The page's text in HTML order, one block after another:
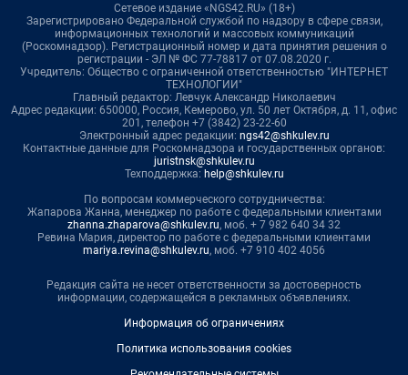
Сетевое издание «NGS42.RU» (18+)
Зарегистрировано Федеральной службой по надзору в сфере связи,
информационных технологий и массовых коммуникаций
(Роскомнадзор). Регистрационный номер и дата принятия решения о
регистрации - ЭЛ № ФС 77-78817 от 07.08.2020 г.
Учредитель: Общество с ограниченной ответственностью "ИНТЕРНЕТ
ТЕХНОЛОГИИ"
Главный редактор: Левчук Александр Николаевич
Адрес редакции: 650000, Россия, Кемерово, ул. 50 лет Октября, д. 11, офис
201, телефон +7 (3842) 23-22-60
Электронный адрес редакции: ngs42@shkulev.ru
Контактные данные для Роскомнадзора и государственных органов:
juristnsk@shkulev.ru
Техподдержка: help@shkulev.ru
По вопросам коммерческого сотрудничества:
Жапарова Жанна, менеджер по работе с федеральными клиентами
zhanna.zhaparova@shkulev.ru, моб. + 7 982 640 34 32
Ревина Мария, директор по работе с федеральными клиентами
mariya.revina@shkulev.ru, моб. +7 910 402 4056
Редакция сайта не несет ответственности за достоверность
информации, содержащейся в рекламных объявлениях.
Информация об ограничениях
Политика использования cookies